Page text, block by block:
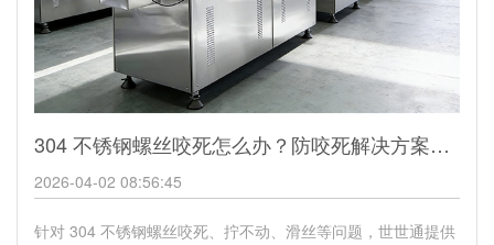
304 不锈钢螺丝咬死怎么办？防咬死解决方案_世世通螺丝定制
2026-04-02 08:56:45
针对 304 不锈钢螺丝咬死、拧不动、滑丝等问题，世世通提供